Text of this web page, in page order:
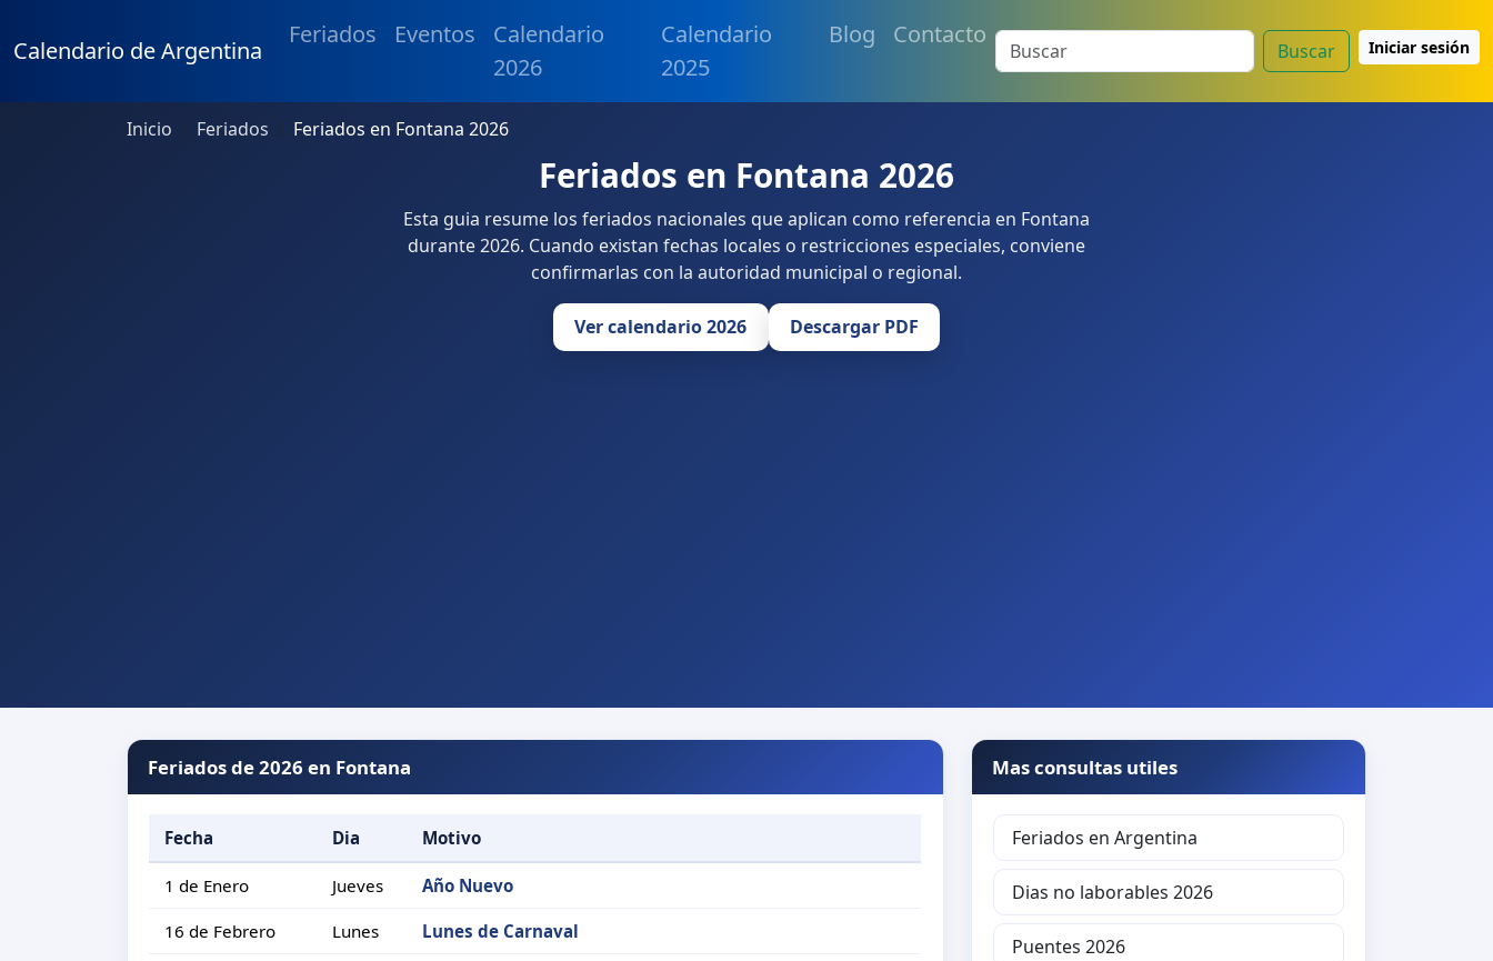
Calendario de Argentina
Feriados Eventos
Calendario
2026
Calendario
2025
Blog Contacto
Buscar Iniciar sesión
Inicio Feriados Feriados en Fontana 2026
Feriados en Fontana 2026
Esta guia resume los feriados nacionales que aplican como referencia en Fontana
durante 2026. Cuando existan fechas locales o restricciones especiales, conviene
confirmarlas con la autoridad municipal o regional.
Ver calendario 2026 Descargar PDF
Feriados de 2026 en Fontana
Fecha Dia Motivo
1 de Enero Jueves Año Nuevo
16 de Febrero Lunes Lunes de Carnaval
Mas consultas utiles
Feriados en Argentina
Dias no laborables 2026
Puentes 2026